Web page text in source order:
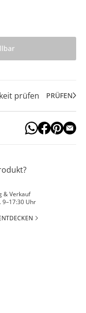
prüfen PRÜFEN
& Verkauf
9–17:30 Uhr